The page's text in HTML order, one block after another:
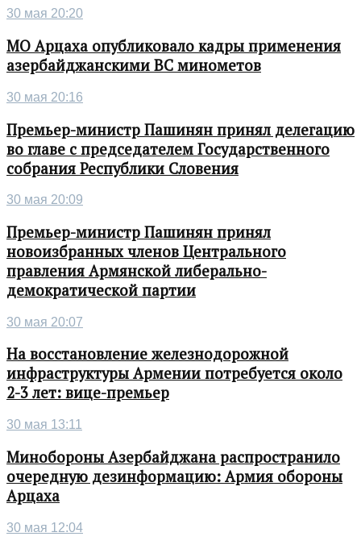
30 мая 20:20
МО Арцаха опубликовало кадры применения
азербайджанскими ВС минометов
30 мая 20:16
Премьер-министр Пашинян принял делегацию
во главе с председателем Государственного
собрания Республики Словения
30 мая 20:09
Премьер-министр Пашинян принял
новоизбранных членов Центрального
правления Армянской либерально-
демократической партии
30 мая 20:07
На восстановление железнодорожной
инфраструктуры Армении потребуется около
2-3 лет: вице-премьер
30 мая 13:11
Минобороны Азербайджана распространило
очередную дезинформацию: Армия обороны
Арцаха
30 мая 12:04